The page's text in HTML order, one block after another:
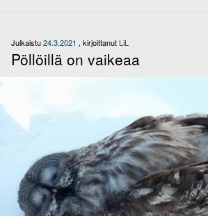
Julkaistu24.3.2021 , kirjoittanutLiL
Pöllöillä on vaikeaa